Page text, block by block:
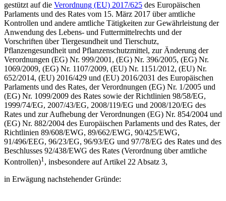
gestützt auf die Verordnung (EU) 2017/625 des Europäischen
Parlaments und des Rates vom 15. März 2017 über amtliche
Kontrollen und andere amtliche Tätigkeiten zur Gewährleistung der
Anwendung des Lebens- und Futtermittelrechts und der
Vorschriften über Tiergesundheit und Tierschutz,
Pflanzengesundheit und Pflanzenschutzmittel, zur Änderung der
Verordnungen (EG) Nr. 999/2001, (EG) Nr. 396/2005, (EG) Nr.
1069/2009, (EG) Nr. 1107/2009, (EU) Nr. 1151/2012, (EU) Nr.
652/2014, (EU) 2016/429 und (EU) 2016/2031 des Europäischen
Parlaments und des Rates, der Verordnungen (EG) Nr. 1/2005 und
(EG) Nr. 1099/2009 des Rates sowie der Richtlinien 98/58/EG,
1999/74/EG, 2007/43/EG, 2008/119/EG und 2008/120/EG des
Rates und zur Aufhebung der Verordnungen (EG) Nr. 854/2004 und
(EG) Nr. 882/2004 des Europäischen Parlaments und des Rates, der
Richtlinien 89/608/EWG, 89/662/EWG, 90/425/EWG,
91/496/EEG, 96/23/EG, 96/93/EG und 97/78/EG des Rates und des
Beschlusses 92/438/EWG des Rates (Verordnung über amtliche
Kontrollen)1, insbesondere auf Artikel 22 Absatz 3,
in Erwägung nachstehender Gründe: